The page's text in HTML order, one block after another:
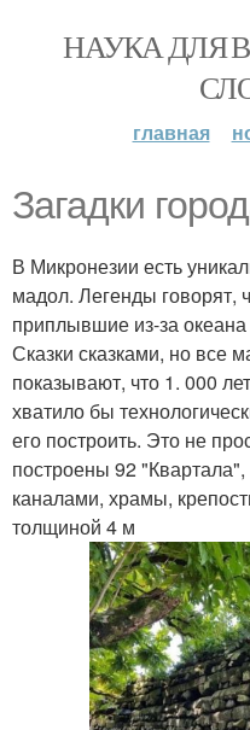
НАУКА ДЛЯ
главная
Загадки
В Микронезии есть
мадол. Легенды говорят,
приплывшие из-за
Сказки сказками, но все
показывают, что 1. 000
хватило бы
его построить. Это не
построены 92
каналами, храмы,
толщиной 4 м